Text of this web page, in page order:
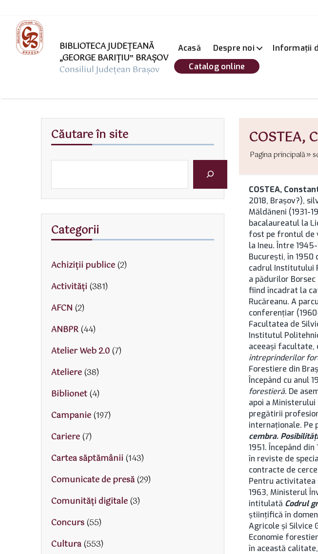
BIBLIOTECA JUDEȚEANĂ
„GEORGE BARIŢIU‟ BRAŞOV
Consiliul Județean Brașov
Acasă Despre noi Informații
Catalog online
COSTEA,
Pagina principală
COSTEA,
2018, Brașov?),
Măldăneni (1931-
bacalaureatul la
fost pe frontul de
la Ineu. Între
București, în
cadrul Institutului
a pădurilor
fiind încadrat la
Rucăreanu. A
conferenţiar
Facultatea de
Institutul
aceeaşi
întreprinderilor
Forestiere din
Începând cu anul
forestieră. De
apoi a
pregătirii
internaţionale. Pe
cembra.
1951. Începând
în reviste de
contracte de
Pentru activitatea
1963, Ministerul
intitulată Codrul
ştiinţifică în
Agricole şi Silvice
Economie
în această
Căutare în site
Categorii
Achiziții publice(2)
Activităţi (381)
AFCN (2)
ANBPR(44)
Atelier Web 2.0(7)
Ateliere(38)
Biblionet(4)
Campanie(197)
Cariere(7)
Cartea săptămânii (143)
Comunicate de presă(29)
Comunități digitale(3)
Concurs(55)
Cultura(553)